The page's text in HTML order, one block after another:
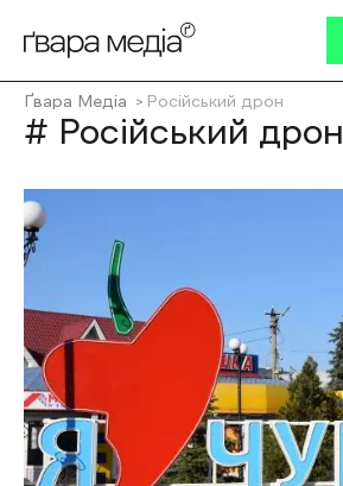
Ґвара Медіа Російський дрон
# Російський дрон